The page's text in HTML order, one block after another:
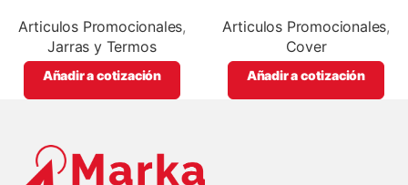
Articulos Promocionales,
Jarras y Termos
Añadir a cotización
full color
Articulos Promocionales,
Cover
Añadir a cotización